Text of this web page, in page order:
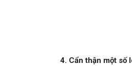
4. Cẩn thận một số